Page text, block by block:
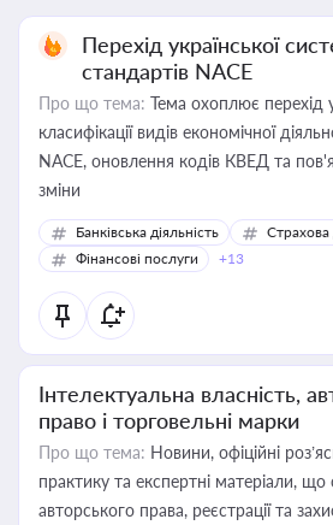
Перехід української
стандартів NACE
Про що тема: Тема охоплює перехід
класифікації видів економічної
NACE, оновлення кодів КВЕД та
зміни
Банківська діяльність
Страхова
Фінансові послуги
+13
Інтелектуальна власність,
право і торговельні марки
Про що тема: Новини, офіційні
практику та експертні матеріали, що
авторського права, реєстрації та